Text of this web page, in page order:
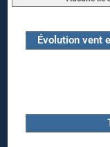
Évolution vent